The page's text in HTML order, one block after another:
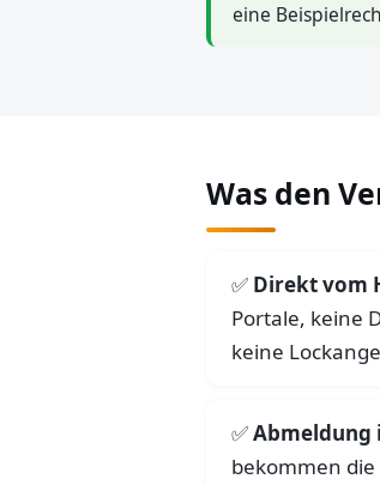
eine
Was den
Direkt vom
Portale, keine
keine
Abmeldung
bekommen